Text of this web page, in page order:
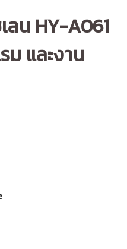
ลน HY-A061
ม และงาน